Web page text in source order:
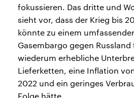
fokussieren. Das dritte und
sieht vor, dass der Krieg bis
könnte zu einem
Gasembargo gegen
wiederum erhebliche
Lieferketten, eine Inflation
2022 und ein geringes
Folge hätte.